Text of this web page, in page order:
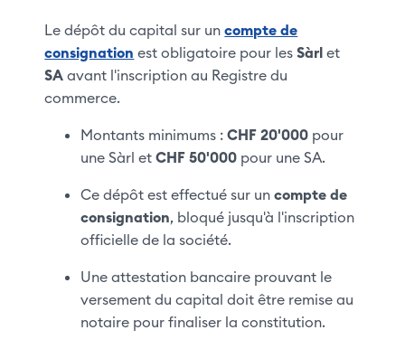
Le dépôt du capital sur uncompte de
consignation est obligatoire pour lesSàrl et
SA avant l'inscription au Registre du
commerce.
Montants minimums :CHF 20'000 pour
une Sàrl etCHF 50'000 pour une SA.
Ce dépôt est effectué sur uncompte de
consignation, bloqué jusqu'à l'inscription
officielle de la société.
Une attestation bancaire prouvant le
versement du capital doit être remise au
notaire pour finaliser la constitution.